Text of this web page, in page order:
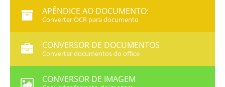
APÊNDICE AO DOCUMENTO:
Converter OCR para documento
CONVERSOR DE DOCUMENTOS
Converter documentos do office
CONVERSOR DE IMAGEM